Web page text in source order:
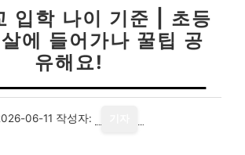
입학 나이 기준 | 초등
에 들어가나 꿀팁 공
유해요!
06-11 작성자: